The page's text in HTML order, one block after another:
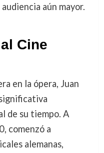
aún mayor.
Cine
en la ópera, Juan
de su tiempo. A
comenzó a
alemanas,